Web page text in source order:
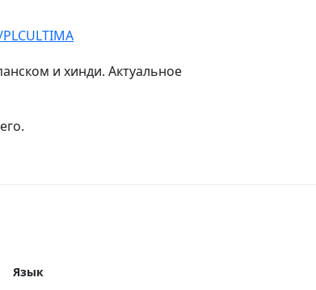
и хинди. Актуальное
Язык